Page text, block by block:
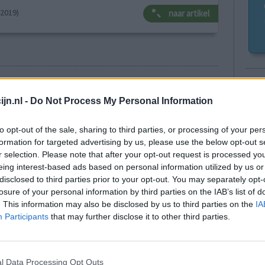
- Do Not Process My Personal Information
opt-out of the sale, sharing to third parties, or processing of your
for targeted advertising by us, please use the below opt-out
selection. Please note that after your opt-out request is processed
interest-based ads based on personal information utilized by us
to third parties prior to your opt-out. You may separately
of your personal information by third parties on the IAB’s list of
This information may also be disclosed by us to third parties on the
Participants that may further disclose it to other third parties.
Data Processing Opt Outs
naar artikel
Anticonceptie - overig
Depressie - antidepressiva SSRI
Depressie - antidepressiva SSRI
Cholesterol
Verslavingsziekten
Depressie - antidepressiva overig